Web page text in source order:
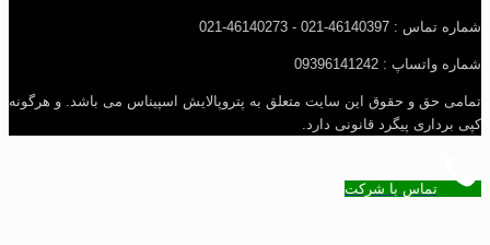
شماره تماس : 46140397-021 - 46140273-021
شماره واتساپ : 09396141242
تمامی حق و حقوق این سایت متعلق به پتروپالایش اسپیناس می باشد. و هرگونه
کپی برداری پیگرد قانونی دارد.
تماس با شرکت